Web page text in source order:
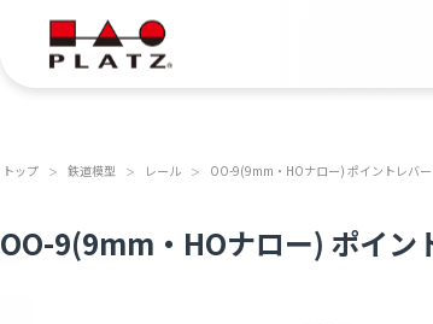
トップ ＞ 鉄道模型 ＞ レール ＞ OO-9(9mm・HOナロー) ポイントレバー
OO-9(9mm・HOナロー) ポイン